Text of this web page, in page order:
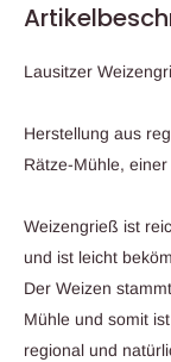
Lausitzer
Herstellung aus
Rätze-Mühle,
Weizengrieß ist
und ist leicht
Der Weizen
Mühle und somit
regional und